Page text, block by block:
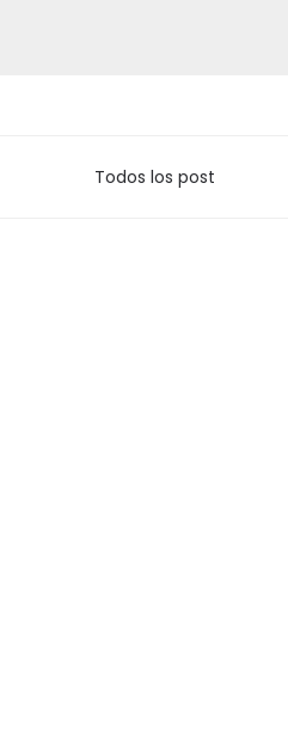
Todos los post